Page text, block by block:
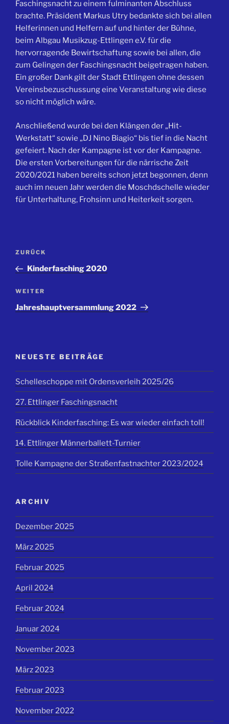
Faschingsnacht zu einem fulminanten Abschluss
brachte. Präsident Markus Utry bedankte sich bei allen
Helferinnen und Helfern auf und hinter der Bühne,
beim Albgau Musikzug-Ettlingen e.V. für die
hervorragende Bewirtschaftung sowie bei allen, die
zum Gelingen der Faschingsnacht beigetragen haben.
Ein großer Dank gilt der Stadt Ettlingen ohne dessen
Vereinsbezuschussung eine Veranstaltung wie diese
so nicht möglich wäre.
Anschließend wurde bei den Klängen der „Hit-
Werkstatt“ sowie „DJ Nino Biagio“ bis tief in die Nacht
gefeiert. Nach der Kampagne ist vor der Kampagne.
Die ersten Vorbereitungen für die närrische Zeit
2020/2021 haben bereits schon jetzt begonnen, denn
auch im neuen Jahr werden die Moschdschelle wieder
für Unterhaltung, Frohsinn und Heiterkeit sorgen.
Beitragsnavigation
Vorheriger
Beitrag
ZURÜCK
Kinderfasching 2020
Nächster
Beitrag
WEITER
Jahreshauptversammlung 2022
NEUESTE BEITRÄGE
Schelleschoppe mit Ordensverleih 2025/26
27. Ettlinger Faschingsnacht
Rückblick Kinderfasching: Es war wieder einfach toll!
14. Ettlinger Männerballett-Turnier
Tolle Kampagne der Straßenfastnachter 2023/2024
ARCHIV
Dezember 2025
März 2025
Februar 2025
April 2024
Februar 2024
Januar 2024
November 2023
März 2023
Februar 2023
November 2022